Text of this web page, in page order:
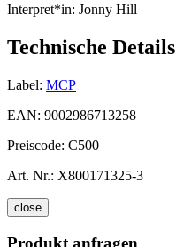
Interpret*in: Jonny Hill
Technische Details
Label: MCP
EAN: 9002986713258
Preiscode: C500
Art. Nr.: X800171325-3
close
Produkt anfragen